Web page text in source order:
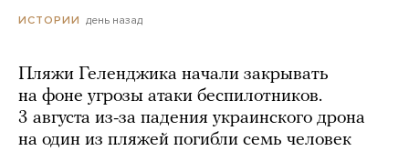
ИСТОРИИ день назад
Пляжи Геленджика начали закрывать
на фоне угрозы атаки беспилотников.
3 августа из-за падения украинского дрона
на один из пляжей погибли семь человек